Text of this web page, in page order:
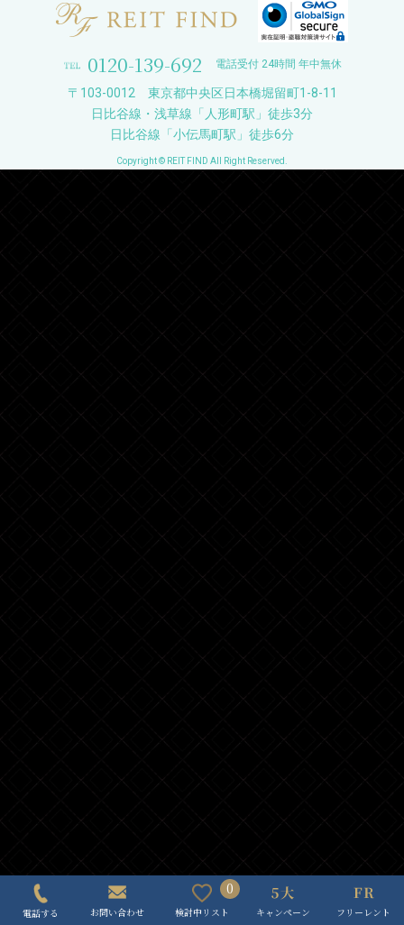
0120-139-692 電話受付 24時間 年中無休
〒103-0012 東京都中央区日本橋堀留町1-8-11
日比谷線・浅草線「人形町駅」徒歩3分
日比谷線「小伝馬町駅」徒歩6分
Copyright © REIT FIND All Right Reserved.
電話する お問い合わせ
0
検討中リスト キャンペーン フリーレント